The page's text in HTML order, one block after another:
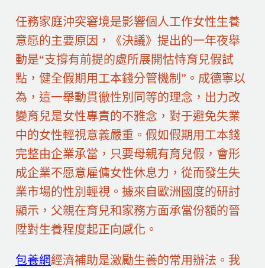
任務家庭沖突窘境是影響個人工作女性生養
意愿的主要原因，《決議》提出的一年夜舉
動是“支撐有前提的處所展開怙恃育兒假試
點，健全假期用工本錢分管機制”。成德寧以
為，這一舉動貫徹性別同等的理念，出力改
變育兒是女性專責的不雅念，對于避免失業
中的女性輕視意義嚴重。假如假期用工本錢
完整由企業承當，只要母親有育兒假，會形
成企業不愿意雇傭女性休息力，從而發生失
業市場的性別輕視。據來自歐洲國度的研討
顯示，父親在育兒和家務方面承當份額的晉
陞對生養程度起正向感化。
包養網經濟補助是激勵生養的常用辦法。我